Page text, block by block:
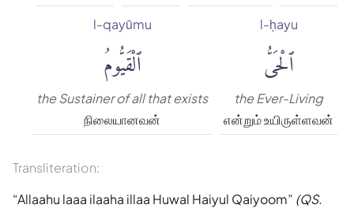
l-ḥayu
ٱلْحَىُّ
the Ever-Living
என்றும் உயிருள்ளவன்
l-qayūmu
ٱلْقَيُّومُ
the Sustainer of all that exists
நிலையானவன்
Transliteration:
Allaahu laaa ilaaha illaa Huwal Haiyul Qaiyoom (QS.